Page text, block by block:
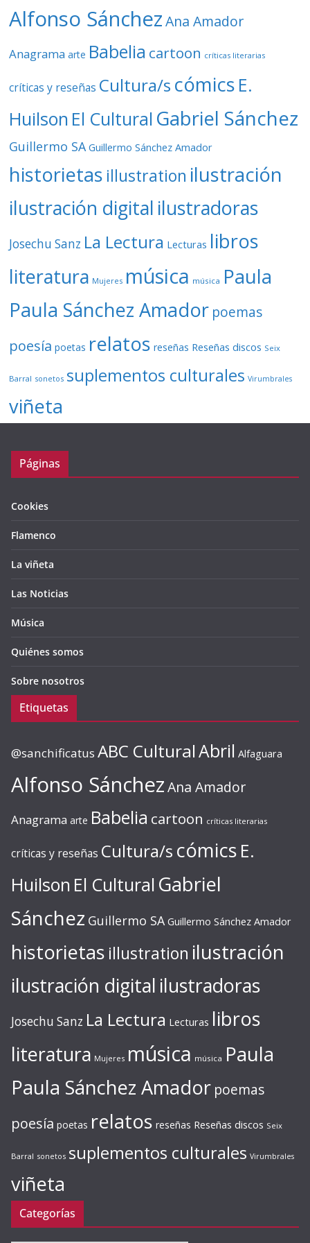
Alfonso Sánchez Ana Amador
Anagrama arte Babelia cartoon críticas literarias
críticas y reseñas Cultura/s cómics E.
Huilson El Cultural Gabriel Sánchez
Guillermo SA Guillermo Sánchez Amador
historietas illustration ilustración
ilustración digital ilustradoras
Josechu Sanz La Lectura Lecturas libros
literatura Mujeres música música Paula
Paula Sánchez Amador poemas
poesía poetas relatos reseñas Reseñas discos Seix
Barral sonetos suplementos culturales Virumbrales
viñeta
Páginas
Cookies
Flamenco
La viñeta
Las Noticias
Música
Quiénes somos
Sobre nosotros
Etiquetas
@sanchificatus ABC CulturalAbril Alfaguara
Alfonso SánchezAna Amador
Anagrama arte Babelia cartoon críticas literarias
críticas y reseñas Cultura/s cómics E.
Huilson El Cultural Gabriel
Sánchez Guillermo SA Guillermo Sánchez Amador
historietas illustration ilustración
ilustración digital ilustradoras
Josechu Sanz La Lectura Lecturas libros
literatura Mujeres música música Paula
Paula Sánchez Amador poemas
poesía poetas relatos reseñas Reseñas discos Seix
Barral sonetos suplementos culturales Virumbrales
viñeta
Categorías